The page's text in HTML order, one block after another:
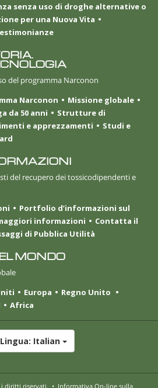
senza uso di droghe alternative o
per una Nuova Vita
del programma Narconon
Narconon
Missione globale
da 50 anni
Strutture di
e apprezzamenti
Studi e
del recupero dei tossicodipendenti e
Portfolio d’informazioni sul
informazioni
Contatta il
di Pubblica Utilità
MONDO
Europa
Regno Unito
Africa
Lingua: Italian
i diritti riservati. • Informativa On-line sulla